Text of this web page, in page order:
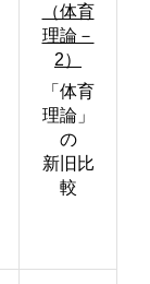
（体育
理論－
2）
「体育
理論」
の
新旧比
較